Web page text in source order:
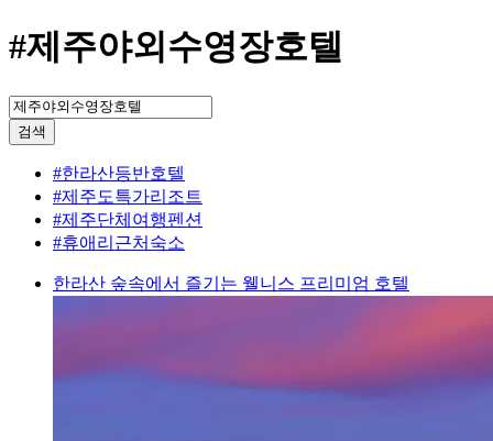
#제주야외수영장호텔
검색
#한라산등반호텔
#제주도특가리조트
#제주단체여행펜션
#휴애리근처숙소
한라산 숲속에서 즐기는 웰니스 프리미엄 호텔